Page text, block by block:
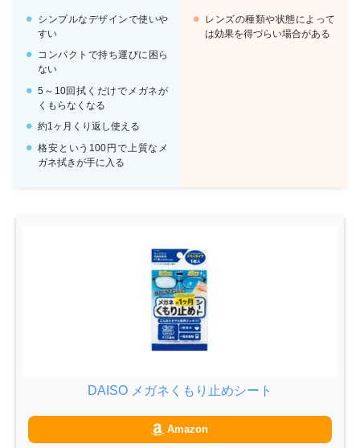
シンプルなデザインで使いや
すい
コンパクトで持ち運びに困ら
ない
5～10回拭くだけでメガネが
くもらなくなる
約1ヶ月くり返し使える
格安という100円で上質なメ
ガネ拭きが手に入る
レンズの種類や状態によって
は効果を得づらい場合がある
DAISO メガネくもり止めシート
Amazon